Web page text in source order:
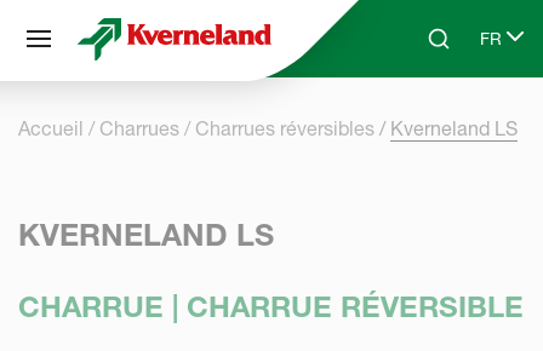
Skip to main contentSearchFR
Select
Accueil Charrues Charrues réversibles Kverneland LS
KVERNELAND LS
CHARRUE | CHARRUE RÉVERSIBLE
Panneau de gestion des cookies